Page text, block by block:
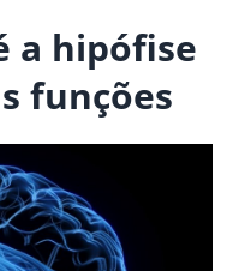
a hipófise
funções